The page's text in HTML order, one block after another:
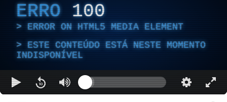
ERRO 100
ERROR ON HTML5 MEDIA ELEMENT
ESTE CONTEÚDO ESTÁ NESTE MOMENTO
INDISPONÍVEL